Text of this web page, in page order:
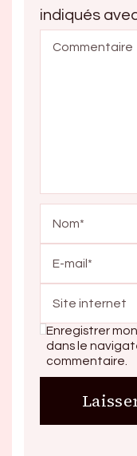
indiqués
Enregistrer
dans le
commentaire.